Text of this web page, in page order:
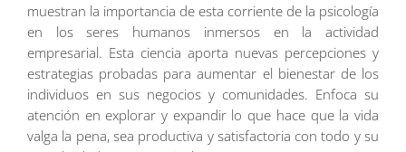
muestran la importancia de esta corriente de la psicología
en los seres humanos inmersos en la actividad
empresarial. Esta ciencia aporta nuevas percepciones y
estrategias probadas para aumentar el bienestar de los
individuos en sus negocios y comunidades. Enfoca su
atención en explorar y expandir lo que hace que la vida
valga la pena, sea productiva y satisfactoria con todo y su